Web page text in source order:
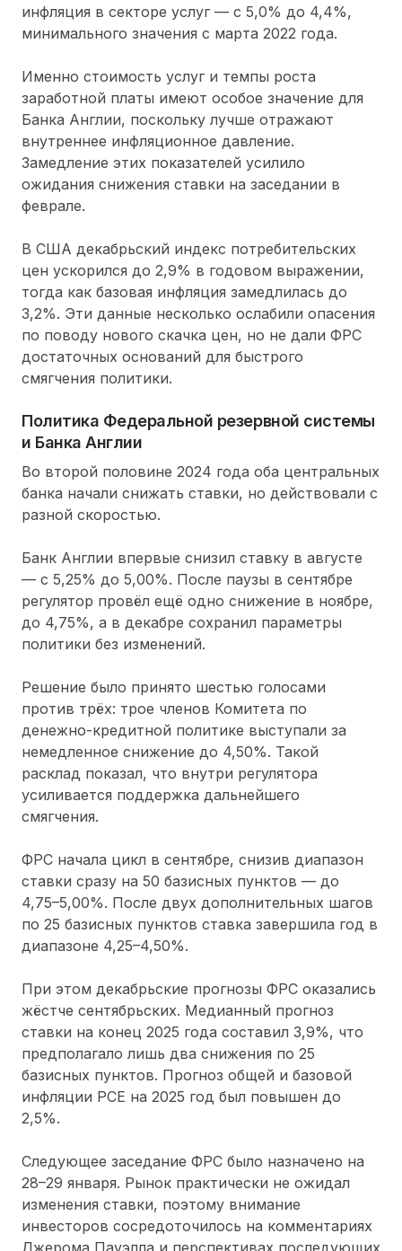
инфляция в секторе услуг — с 5,0% до 4,4%,
минимального значения с марта 2022 года.
Именно стоимость услуг и темпы роста
заработной платы имеют особое значение для
Банка Англии, поскольку лучше отражают
внутреннее инфляционное давление.
Замедление этих показателей усилило
ожидания снижения ставки на заседании в
феврале.
В США декабрьский индекс потребительских
цен ускорился до 2,9% в годовом выражении,
тогда как базовая инфляция замедлилась до
3,2%. Эти данные несколько ослабили опасения
по поводу нового скачка цен, но не дали ФРС
достаточных оснований для быстрого
смягчения политики.
Политика Федеральной резервной системы
и Банка Англии
Во второй половине 2024 года оба центральных
банка начали снижать ставки, но действовали с
разной скоростью.
Банк Англии впервые снизил ставку в августе
— с 5,25% до 5,00%. После паузы в сентябре
регулятор провёл ещё одно снижение в ноябре,
до 4,75%, а в декабре сохранил параметры
политики без изменений.
Решение было принято шестью голосами
против трёх: трое членов Комитета по
денежно-кредитной политике выступали за
немедленное снижение до 4,50%. Такой
расклад показал, что внутри регулятора
усиливается поддержка дальнейшего
смягчения.
ФРС начала цикл в сентябре, снизив диапазон
ставки сразу на 50 базисных пунктов — до
4,75–5,00%. После двух дополнительных шагов
по 25 базисных пунктов ставка завершила год в
диапазоне 4,25–4,50%.
При этом декабрьские прогнозы ФРС оказались
жёстче сентябрьских. Медианный прогноз
ставки на конец 2025 года составил 3,9%, что
предполагало лишь два снижения по 25
базисных пунктов. Прогноз общей и базовой
инфляции PCE на 2025 год был повышен до
2,5%.
Следующее заседание ФРС было назначено на
28–29 января. Рынок практически не ожидал
изменения ставки, поэтому внимание
инвесторов сосредоточилось на комментариях
Джерома Пауэлла и перспективах последующих